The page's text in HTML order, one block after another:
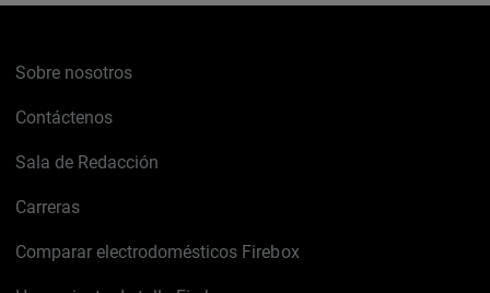
Sobre nosotros
Contáctenos
Sala de Redacción
Carreras
Comparar electrodomésticos Firebox